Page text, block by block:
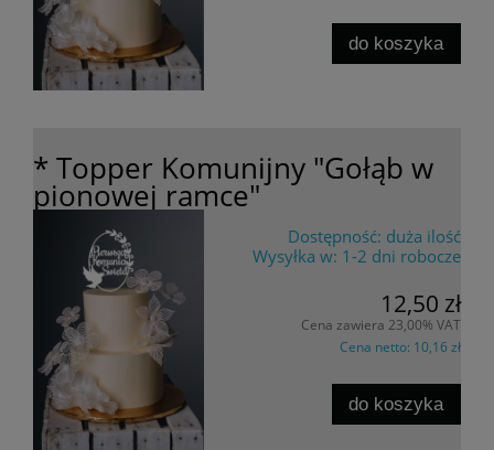
do koszyka
* Topper Komunijny "Gołąb w
pionowej ramce"
Dostępność: duża ilość
Wysyłka w: 1-2 dni robocze
12,50 zł
Cena zawiera 23,00% VAT
Cena netto: 10,16 zł
do koszyka